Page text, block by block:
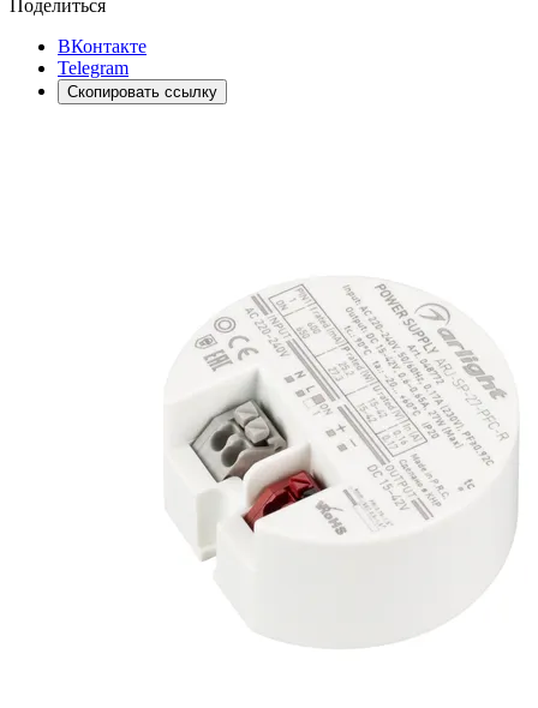
Поделиться
ВКонтакте
Telegram
Скопировать ссылку